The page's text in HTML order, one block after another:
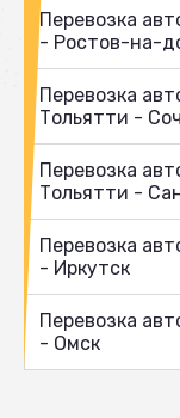
Перевозка
- Ростов-на-
Перевозка
Тольятти -
Перевозка
Тольятти -
Перевозка
- Иркутск
Перевозка
- Омск